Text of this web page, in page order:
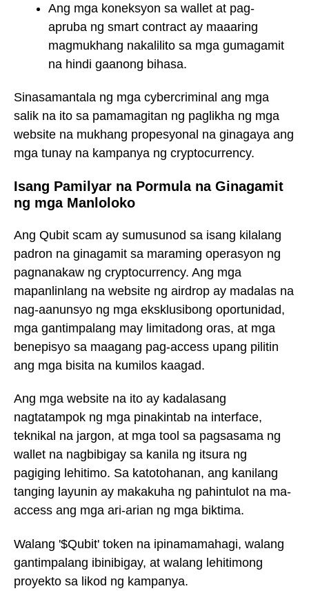
Ang mga koneksyon sa wallet at pag-
apruba ng smart contract ay maaaring
magmukhang nakalilito sa mga gumagamit
na hindi gaanong bihasa.
Sinasamantala ng mga cybercriminal ang mga
salik na ito sa pamamagitan ng paglikha ng mga
website na mukhang propesyonal na ginagaya ang
mga tunay na kampanya ng cryptocurrency.
Isang Pamilyar na Pormula na Ginagamit
ng mga Manloloko
Ang Qubit scam ay sumusunod sa isang kilalang
padron na ginagamit sa maraming operasyon ng
pagnanakaw ng cryptocurrency. Ang mga
mapanlinlang na website ng airdrop ay madalas na
nag-aanunsyo ng mga eksklusibong oportunidad,
mga gantimpalang may limitadong oras, at mga
benepisyo sa maagang pag-access upang pilitin
ang mga bisita na kumilos kaagad.
Ang mga website na ito ay kadalasang
nagtatampok ng mga pinakintab na interface,
teknikal na jargon, at mga tool sa pagsasama ng
wallet na nagbibigay sa kanila ng itsura ng
pagiging lehitimo. Sa katotohanan, ang kanilang
tanging layunin ay makakuha ng pahintulot na ma-
access ang mga ari-arian ng mga biktima.
Walang '$Qubit' token na ipinamamahagi, walang
gantimpalang ibinibigay, at walang lehitimong
proyekto sa likod ng kampanya.